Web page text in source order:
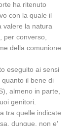
ha ritenuto
con la quale il
valere la natura
per converso,
della comunione
eseguito ai sensi
il bene di
almeno in parte,
genitori.
tra quelle indicate
dunque, non e’